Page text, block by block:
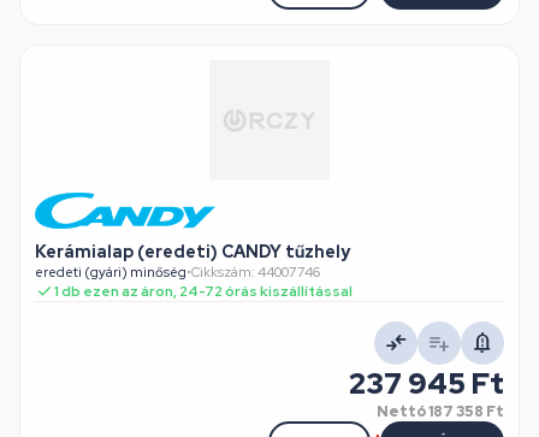
Kerámialap (eredeti) CANDY tűzhely
eredeti (gyári) minőség•Cikkszám: 44007746
1 db ezen az áron, 24-72 órás kiszállítással
237 945 Ft
Nettó187 358 Ft